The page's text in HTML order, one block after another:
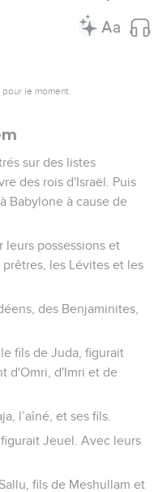
le moment.
sur des listes
des rois d'Israël. Puis
Babylone à cause de
leurs possessions et
les Lévites et les
des Benjaminites,
fils de Juda, figurait
d'Omri, d'Imri et de
l’aîné, et ses fils.
Jeuel. Avec leurs
fils de Meshullam et